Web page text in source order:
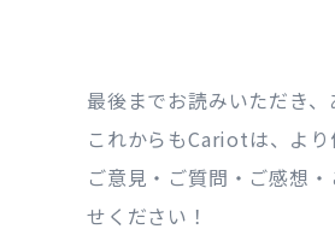
最後までお読みいただき、
これからもCariotは、より
ご意見・ご質問・ご感想
せください！